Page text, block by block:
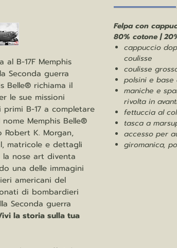
al B-17F Memphis
Seconda guerra
Belle® richiama il
le sue missioni
B-17 a completare
Memphis Belle®
K. Morgan,
matricole e dettagli
nose art diventa
una delle immagini
americani del
di bombardieri
Seconda guerra
la storia sulla tua
Felpa con
80% cotone |
cappuccio
coulisse
coulisse
polsini e base
maniche e
rivolta in
fettuccia al
tasca a
accesso per
giromanica,